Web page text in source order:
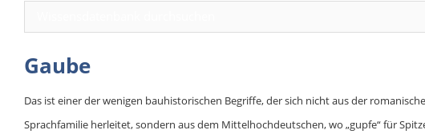
Gaube
Das ist einer der wenigen bauhistorischen Begriffe, der sich nicht aus der
Sprachfamilie herleitet, sondern aus dem Mittelhochdeutschen, wo „gupfe“ für